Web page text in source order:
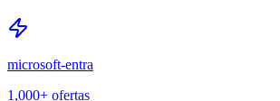
microsoft-entra
1,000+ ofertas